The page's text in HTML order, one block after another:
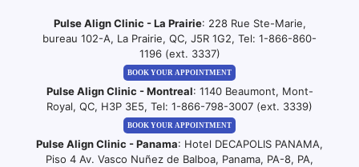
Pulse Align Clinic - La Prairie: 228 Rue Ste-Marie,
bureau 102-A, La Prairie, QC, J5R 1G2, Tel: 1-866-860-
1196 (ext. 3337)
BOOK YOUR APPOINTMENT
Pulse Align Clinic - Montreal: 1140 Beaumont, Mont-
Royal, QC, H3P 3E5, Tel: 1-866-798-3007 (ext. 3339)
BOOK YOUR APPOINTMENT
Pulse Align Clinic - Panama: Hotel DECAPOLIS PANAMA,
Piso 4 Av. Vasco Nuñez de Balboa, Panama, PA-8, PA,